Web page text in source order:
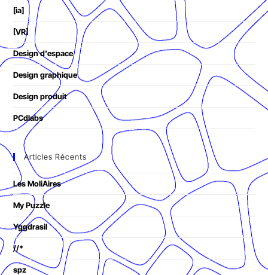
[ia]
[VR]
Design d'espace
Design graphique
Design produit
PCdlabs
Articles Récents
Les MoliAires
My Puzzle
Yggdrasil
//*
spz